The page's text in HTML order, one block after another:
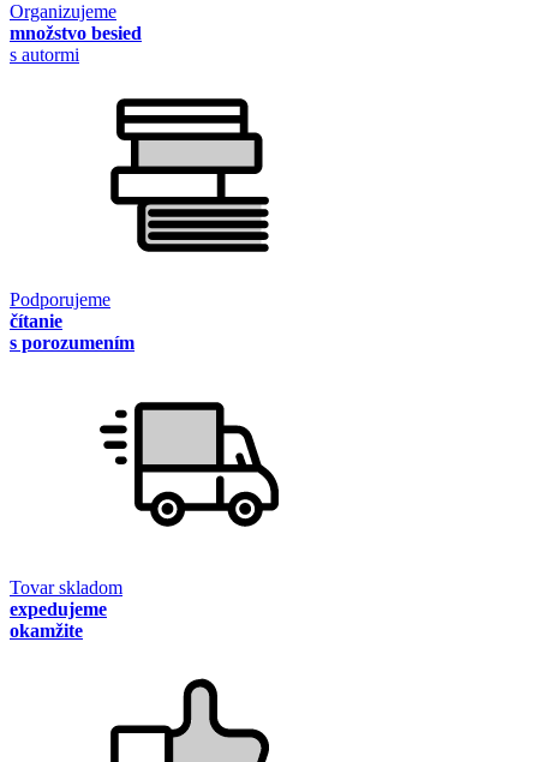
Organizujeme
množstvo besied
s autormi
Podporujeme
čítanie
s porozumením
Tovar skladom
expedujeme
okamžite